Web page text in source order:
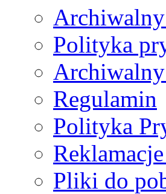
Polityka
Regulamin
Polityka
Pliki do